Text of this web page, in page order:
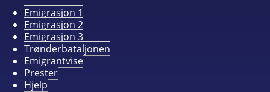
Emigrasjon 1
Emigrasjon 2
Emigrasjon 3
Trønderbataljonen
Emigrantvise
Prester
Hjelp